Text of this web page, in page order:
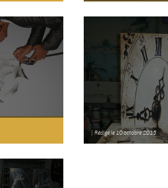
Rédigé le 10 octobre 2015